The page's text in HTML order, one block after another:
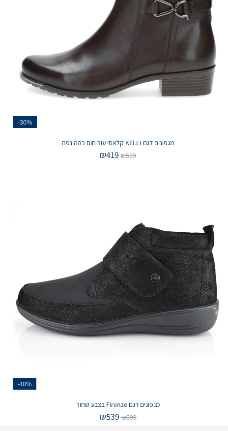
-30%
מגפונים דגם KELLI קלאסי עור חום כהה נפה
₪599
₪419
-10%
מגפונים דגם Firenze בצבע שחור
₪599
₪539